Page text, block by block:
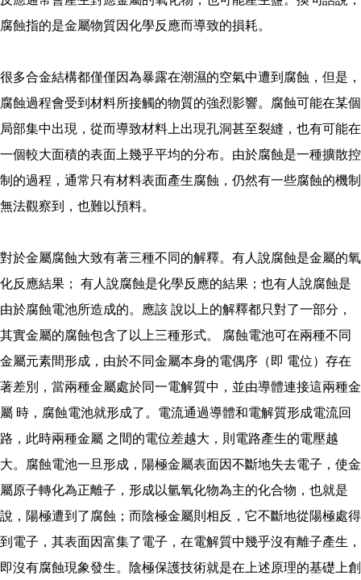
腐蝕指的是金屬物質因化學反應而導致的損耗。
很多合金結構都僅僅因為暴露在潮濕的空氣中遭到腐蝕，但是，
腐蝕過程會受到材料所接觸的物質的強烈影響。腐蝕可能在某個
局部集中出現，從而導致材料上出現孔洞甚至裂縫，也有可能在
一個較大面積的表面上幾乎平均的分布。由於腐蝕是一種擴散控
制的過程，通常只有材料表面產生腐蝕，仍然有一些腐蝕的機制
無法觀察到，也難以預料。
對於金屬腐蝕大致有著三種不同的解釋。有人說腐蝕是金屬的氧
化反應結果； 有人說腐蝕是化學反應的結果；也有人說腐蝕是
由於腐蝕電池所造成的。應該 說以上的解釋都只對了一部分，
其實金屬的腐蝕包含了以上三種形式。 腐蝕電池可在兩種不同
金屬元素間形成，由於不同金屬本身的電偶序（即 電位）存在
著差別，當兩種金屬處於同一電解質中，並由導體連接這兩種金
屬 時，腐蝕電池就形成了。電流通過導體和電解質形成電流回
路，此時兩種金屬 之間的電位差越大，則電路產生的電壓越
大。腐蝕電池一旦形成，陽極金屬表面因不斷地失去電子，使金
屬原子轉化為正離子，形成以氫氧化物為主的化合物，也就是
說，陽極遭到了腐蝕；而陰極金屬則相反，它不斷地從陽極處得
到電子，其表面因富集了電子，在電解質中幾乎沒有離子產生，
即沒有腐蝕現象發生。陰極保護技術就是在上述原理的基礎上創